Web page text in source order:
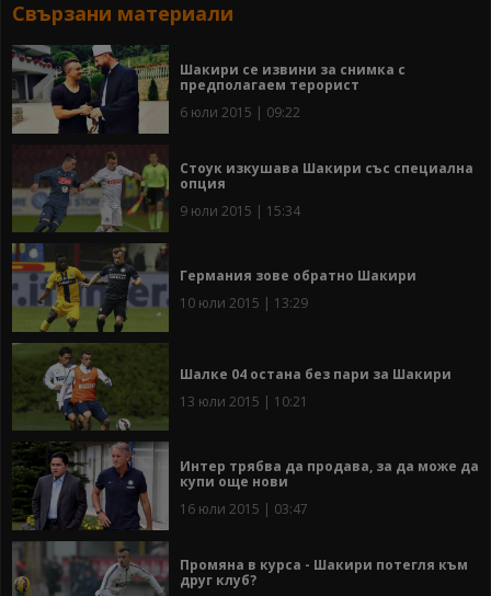
Свързани материали
Шакири се извини за снимка с
предполагаем терорист
6 юли 2015 | 09:22
Стоук изкушава Шакири със специална
опция
9 юли 2015 | 15:34
Германия зове обратно Шакири
10 юли 2015 | 13:29
Шалке 04 остана без пари за Шакири
13 юли 2015 | 10:21
Интер трябва да продава, за да може да
купи още нови
16 юли 2015 | 03:47
Промяна в курса - Шакири потегля към
друг клуб?